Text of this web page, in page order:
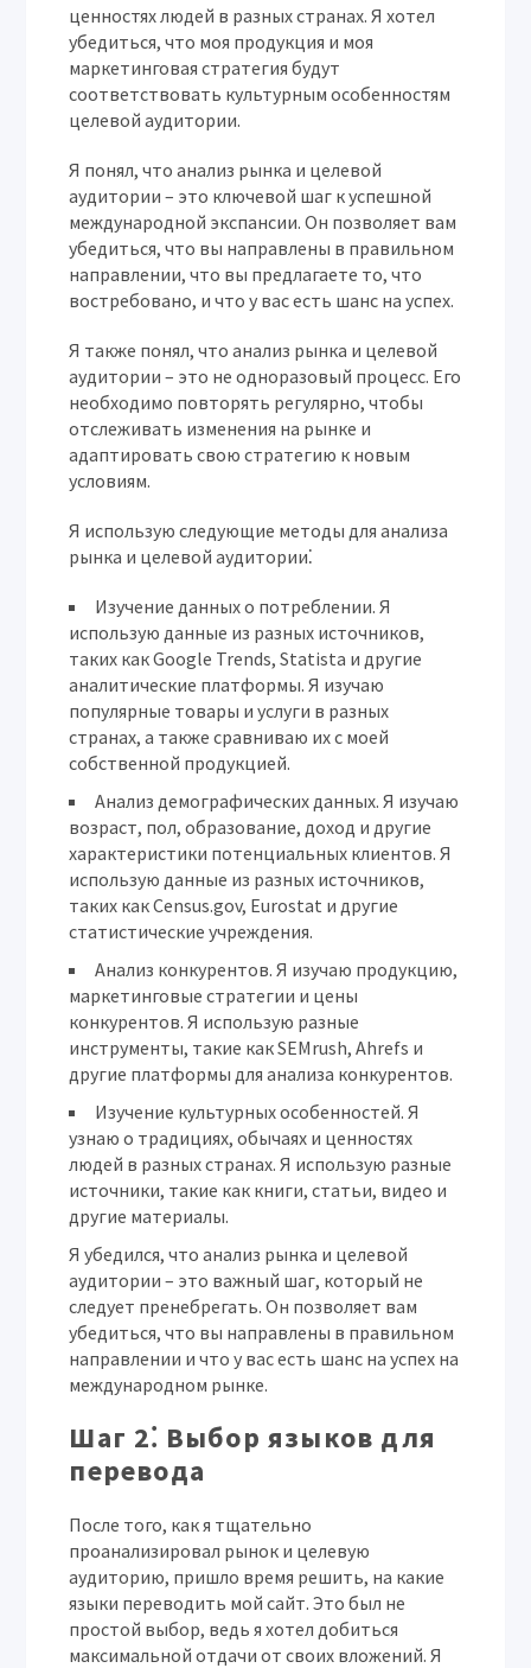
ценностях людей в разных странах. Я хотел
убедиться, что моя продукция и моя
маркетинговая стратегия будут
соответствовать культурным особенностям
целевой аудитории.
Я понял, что анализ рынка и целевой
аудитории – это ключевой шаг к успешной
международной экспансии. Он позволяет вам
убедиться, что вы направлены в правильном
направлении, что вы предлагаете то, что
востребовано, и что у вас есть шанс на успех.
Я также понял, что анализ рынка и целевой
аудитории – это не одноразовый процесс. Его
необходимо повторять регулярно, чтобы
отслеживать изменения на рынке и
адаптировать свою стратегию к новым
условиям.
Я использую следующие методы для анализа
рынка и целевой аудитории⁚
Изучение данных о потреблении. Я
использую данные из разных источников,
таких как Google Trends, Statista и другие
аналитические платформы. Я изучаю
популярные товары и услуги в разных
странах, а также сравниваю их с моей
собственной продукцией.
Анализ демографических данных. Я изучаю
возраст, пол, образование, доход и другие
характеристики потенциальных клиентов. Я
использую данные из разных источников,
таких как Census.gov, Eurostat и другие
статистические учреждения.
Анализ конкурентов. Я изучаю продукцию,
маркетинговые стратегии и цены
конкурентов. Я использую разные
инструменты, такие как SEMrush, Ahrefs и
другие платформы для анализа конкурентов.
Изучение культурных особенностей. Я
узнаю о традициях, обычаях и ценностях
людей в разных странах. Я использую разные
источники, такие как книги, статьи, видео и
другие материалы.
Я убедился, что анализ рынка и целевой
аудитории – это важный шаг, который не
следует пренебрегать. Он позволяет вам
убедиться, что вы направлены в правильном
направлении и что у вас есть шанс на успех на
международном рынке.
Шаг 2⁚ Выбор языков для
перевода
После того, как я тщательно
проанализировал рынок и целевую
аудиторию, пришло время решить, на какие
языки переводить мой сайт. Это был не
простой выбор, ведь я хотел добиться
максимальной отдачи от своих вложений. Я